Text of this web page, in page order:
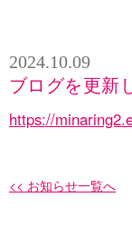
2024.10.09
ブログを更新
https://
<< お知らせ一覧へ